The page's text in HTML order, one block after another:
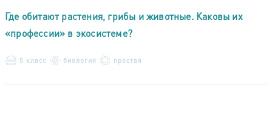
Где обитают растения, грибы и животные. Каковы их
«профессии» в экосистеме?
5 класс биология простая